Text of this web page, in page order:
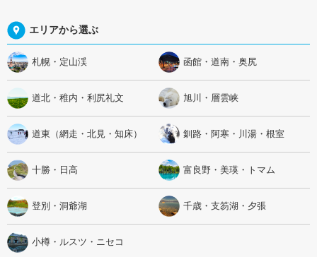
エリアから選ぶ
札幌・定山渓 函館・道南・奥尻
道北・稚内・利尻礼文 旭川・層雲峡
道東（網走・北見・知床） 釧路・阿寒・川湯・根室
十勝・日高 富良野・美瑛・トマム
登別・洞爺湖 千歳・支笏湖・夕張
小樽・ルスツ・ニセコ